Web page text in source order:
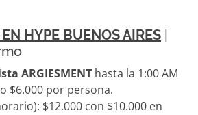
HYPE BUENOS AIRES
ARGIESMENT hasta la 1:00 AM
$6.000 por persona.
$12.000 con $10.000 en